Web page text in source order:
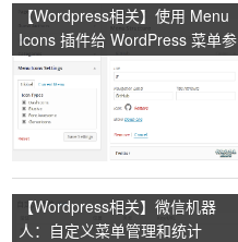
【Wordpress相关】使用 Menu
Icons 插件给 WordPress 菜单参
加图标
【Wordpress相关】微信机器
人：自定义菜单管理和统计